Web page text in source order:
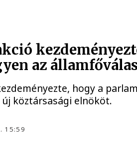
az
hogy a
új köztársasági elnököt.
15:59